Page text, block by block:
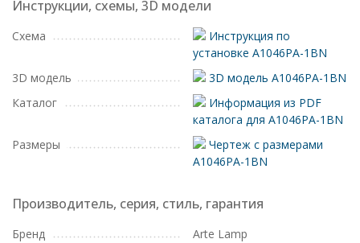
Инструкции, схемы, 3D модели
Схема
Инструкция по
установке A1046PA-1BN
3D модель
3D модель A1046PA-1BN
Каталог
Информация из PDF
каталога для A1046PA-1BN
Размеры
Чертеж с размерами
A1046PA-1BN
Производитель, серия, стиль, гарантия
Бренд
Arte Lamp